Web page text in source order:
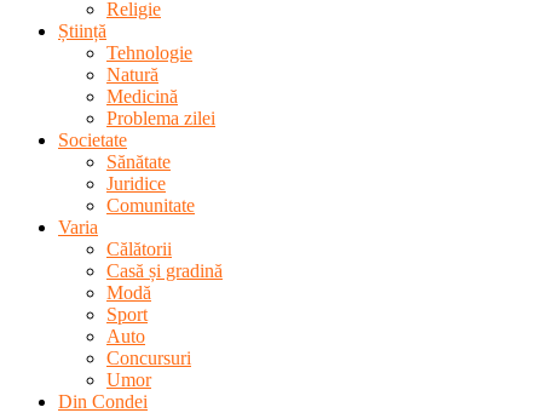
Religie
Știință
Tehnologie
Natură
Medicină
Problema zilei
Societate
Sănătate
Juridice
Comunitate
Varia
Călătorii
Casă și gradină
Modă
Sport
Auto
Concursuri
Umor
Din Condei